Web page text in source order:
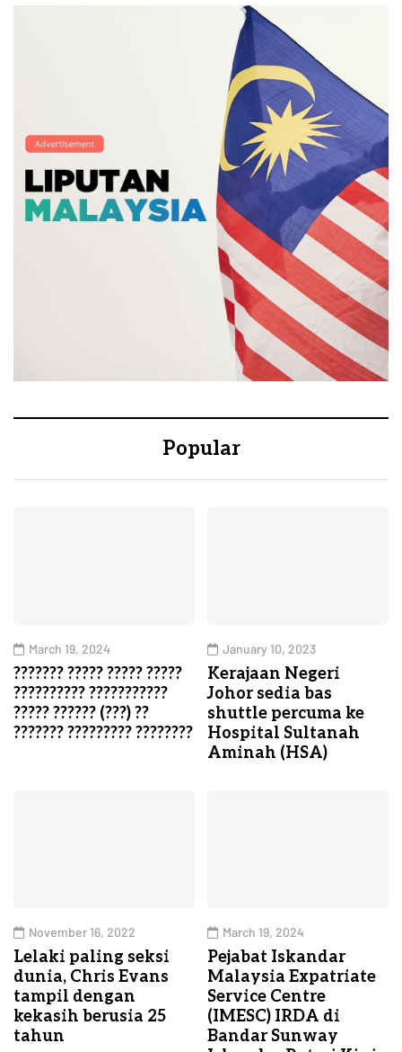
Popular
March 19, 2024
??????? ????? ????? ?????
?????????? ???????????
????? ?????? (???) ??
??????? ????????? ????????
January 10, 2023
Kerajaan Negeri
Johor sedia bas
shuttle percuma ke
Hospital Sultanah
Aminah (HSA)
November 16, 2022
Lelaki paling seksi
dunia, Chris Evans
tampil dengan
kekasih berusia 25
tahun
March 19, 2024
Pejabat Iskandar
Malaysia Expatriate
Service Centre
(IMESC) IRDA di
Bandar Sunway